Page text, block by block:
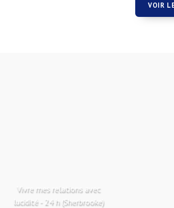
VOIR
Vivre mes relations avec
lucidité - 24 h (Sherbrooke)